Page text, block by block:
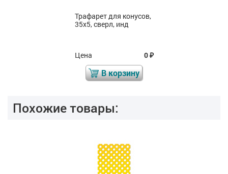
Трафарет для конусов,
35x5, сверл, инд
Цена 0₽
В корзину
Похожие товары: